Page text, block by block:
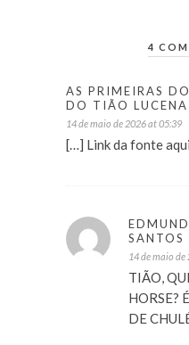
4
AS PRIMEIRAS
DO TIÃO LUCENA
14 de maio de 2026 at 05:39
[…] Link da fonte
SANTOS
14 de maio
TIÃO,
HORSE?
DE